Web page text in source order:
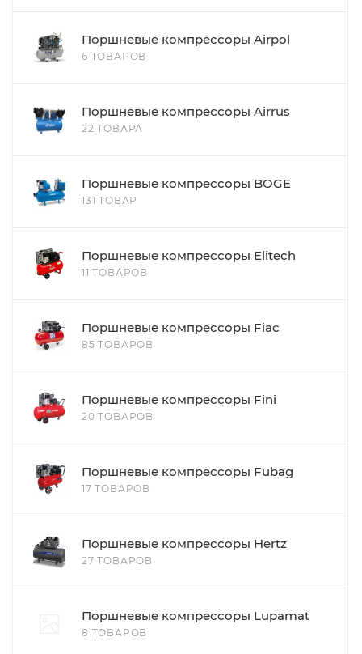
Поршневые компрессоры Airpol
6 ТОВАРОВ
Поршневые компрессоры Airrus
22 ТОВАРА
Поршневые компрессоры BOGE
131 ТОВАР
Поршневые компрессоры Elitech
11 ТОВАРОВ
Поршневые компрессоры Fiac
85 ТОВАРОВ
Поршневые компрессоры Fini
20 ТОВАРОВ
Поршневые компрессоры Fubag
17 ТОВАРОВ
Поршневые компрессоры Hertz
27 ТОВАРОВ
Поршневые компрессоры Lupamat
8 ТОВАРОВ